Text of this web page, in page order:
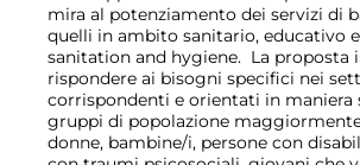
mira al potenziamento dei servizi di
quelli in ambito sanitario, educativo
sanitation and hygiene. La proposta
rispondere ai bisogni specifici nei
corrispondenti e orientati in maniera
gruppi di popolazione
donne, bambine/i, persone con